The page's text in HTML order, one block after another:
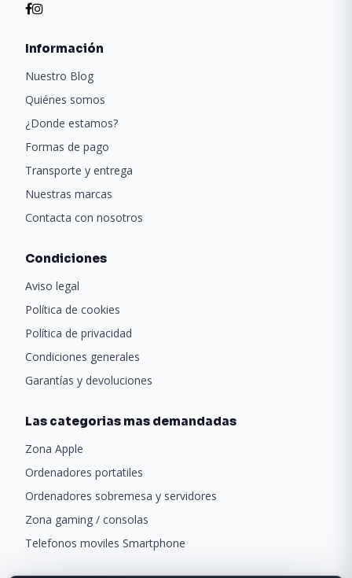
Información
Nuestro Blog
Quiénes somos
¿Donde estamos?
Formas de pago
Transporte y entrega
Nuestras marcas
Contacta con nosotros
Condiciones
Aviso legal
Política de cookies
Política de privacidad
Condiciones generales
Garantías y devoluciones
Las categorias mas demandadas
Zona Apple
Ordenadores portatiles
Ordenadores sobremesa y servidores
Zona gaming / consolas
Telefonos moviles Smartphone